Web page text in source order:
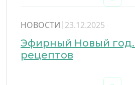
НОВОСТИ 23.12.2025
Эфирный Новый год.
рецептов